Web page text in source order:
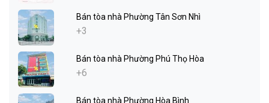
Bán tòa nhà Phường Tân Sơn Nhì
+3
Bán tòa nhà Phường Phú Thọ Hòa
+6
Bán tòa nhà Phường Hòa Bình